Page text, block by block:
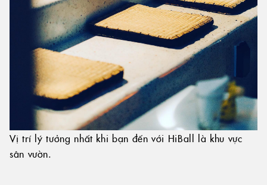
Vị trí lý tưởng nhất khi bạn đến với HiBall là khu vực
sân vườn.